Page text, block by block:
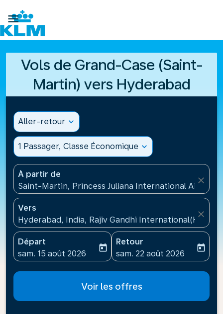

Vols de Grand-Case (Saint-
Martin) vers Hyderabad
Aller-retour expand_more
1 Passager, Classe Économique expand_more
À partir de
Saint-Martin, Princess Juliana International
close
Vers
Hyderabad, India, Rajiv Gandhi International(HYD),
close
Départ
fc-booking-departure-date-aria-label
sam. 15 août 2026
today
Retour
fc-booking-return-date-
sam. 22 août 2026
today
Voir les offres